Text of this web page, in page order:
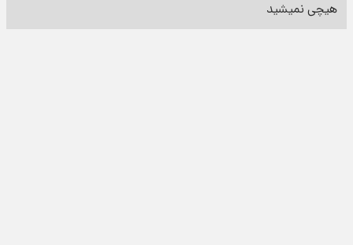
هیچی نمیشید